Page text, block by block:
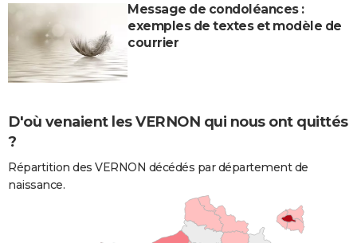
Message de condoléances :
exemples de textes et modèle de
courrier
D'où venaient les VERNON qui nous ont quittés
?
Répartition des VERNON décédés par département de
naissance.